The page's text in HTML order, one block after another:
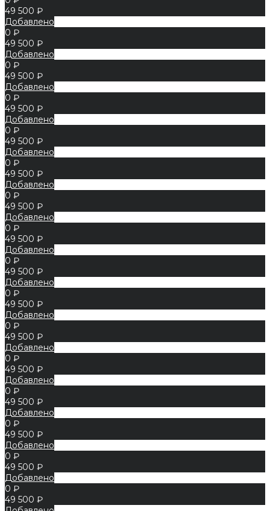
49 500 ₽
Добавлено
0 ₽
49 500 ₽
Добавлено
0 ₽
49 500 ₽
Добавлено
0 ₽
49 500 ₽
Добавлено
0 ₽
49 500 ₽
Добавлено
0 ₽
49 500 ₽
Добавлено
0 ₽
49 500 ₽
Добавлено
0 ₽
49 500 ₽
Добавлено
0 ₽
49 500 ₽
Добавлено
0 ₽
49 500 ₽
Добавлено
0 ₽
49 500 ₽
Добавлено
0 ₽
49 500 ₽
Добавлено
0 ₽
49 500 ₽
Добавлено
0 ₽
49 500 ₽
Добавлено
0 ₽
49 500 ₽
Добавлено
0 ₽
49 500 ₽